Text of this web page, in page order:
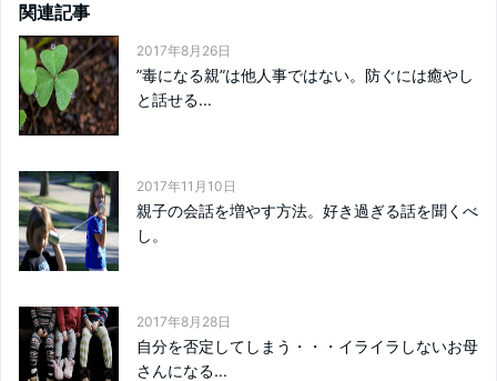
関連記事
2017年8月26日
”毒になる親”は他人事ではない。防ぐには癒やし
と話せる...
2017年11月10日
親子の会話を増やす方法。好き過ぎる話を聞くべ
し。
2017年8月28日
自分を否定してしまう・・・イライラしないお母
さんになる...